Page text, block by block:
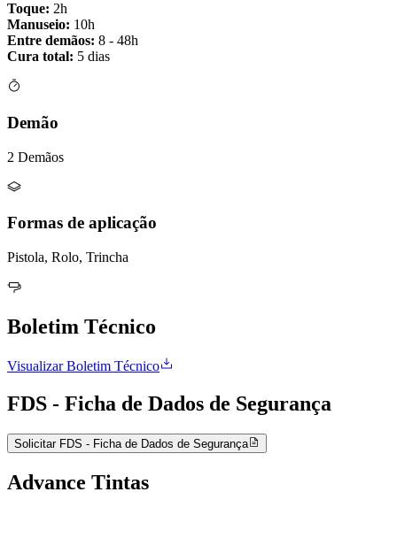
Toque: 2h
Manuseio: 10h
Entre demãos: 8 - 48h
Cura total: 5 dias
Demão
2 Demãos
Formas de aplicação
Pistola, Rolo, Trincha
Boletim Técnico
Visualizar Boletim Técnico
FDS - Ficha de Dados de Segurança
Solicitar FDS - Ficha de Dados de Segurança
Advance Tintas